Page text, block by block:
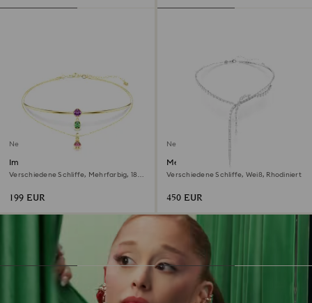
Neu
Imber Halskette im Lagenlook
Verschiedene Schliffe, Mehrfarbig, 18K
199 EUR
Neu
Mesmera Y-Halskette
Verschiedene Schliffe, Weiß, Rhodiniert
450 EUR